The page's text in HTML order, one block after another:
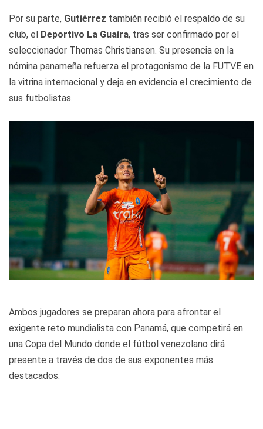
Por su parte, Gutiérrez también recibió el respaldo de su
club, el Deportivo La Guaira, tras ser confirmado por el
seleccionador Thomas Christiansen. Su presencia en la
nómina panameña refuerza el protagonismo de la FUTVE en
la vitrina internacional y deja en evidencia el crecimiento de
sus futbolistas.
Ambos jugadores se preparan ahora para afrontar el
exigente reto mundialista con Panamá, que competirá en
una Copa del Mundo donde el fútbol venezolano dirá
presente a través de dos de sus exponentes más
destacados.